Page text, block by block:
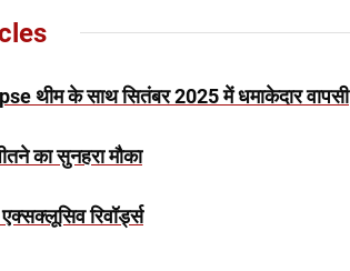
थीम के साथ सितंबर 2025 में धमाकेदार वापसी
का सुनहरा मौका
रिवॉर्ड्स